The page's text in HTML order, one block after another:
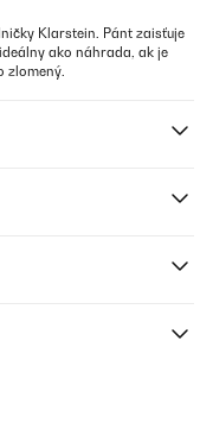
Klarstein. Pánt zaisťuje
ako náhrada, ak je
zlomený.